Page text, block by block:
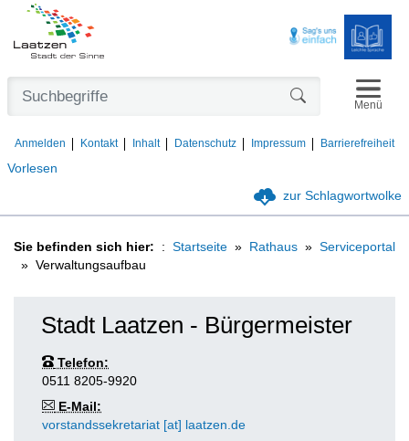
Vorlesen
Anmelden Kontakt Inhalt Datenschutz Impressum Barrierefreiheit
Menü
zur Schlagwortwolke
Sie befinden sich hier: Startseite Rathaus
Serviceportal
Verwaltungsaufbau
Stadt Laatzen - Bürgermeister
Telefon:
0511 8205-9920
E-Mail:
vorstandssekretariat [at] laatzen.de